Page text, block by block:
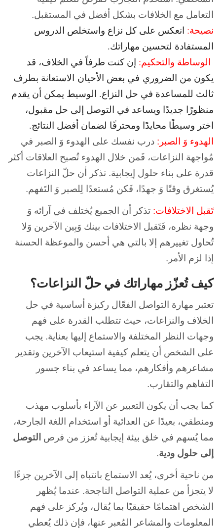
التعامل مع الخلافات بشكل أفضل في المستقبل.
نصيحة: انعكس على كل نزاع واستخلص الدروس
المستفادة لتحسين مهاراتك.
الوساطة والتحكيم: إن كنت طرفاً في الخلاف، قد
يكون من الضروري في بعض الأحيان الاستعانة بطرف
ثالث للمساعدة في حل النزاع. الوسيط يمكن أن يقدم
منظورًا جديدًا ويساعد في التوصل إلى حل مقبول،
اختر وسيطًا محايدًا ومحترفًا لضمان أفضل النتائج.
الهدوء وَ الصبر: درب نفسك على الهدوء وَ الصبر في
مُواجهة النزاعات، فَمن خلال الهدوء تُصبح العلاقات أكثر
قدرة على بناء حلول إيجابية. تذكر أن حلّ النزاعات
يُستغرق وقتًا وَ جهدًا، فَكن مُستعدًا لِلصبر وَ التَفهم.
تَقبل الاختلافات: تذكر أن الجميع يُختلف في آرائه وَ
وجهة نظره، فَتَقبل الاختلافات بينك وَبِين الآخرين وَلا
تُحاول تغييرهم إلا بالتي هي أحسن والموعظة الحسنة
إذا لزم الأمر.
كيف تُعزّز مهاراتك في حلّ النزاعات؟
تعتبر مهارة التواصل الفعّال ركيزة أساسية في حل
الخلاف والنزاعات، حيث تتطلب القدرة على فهم
وجهات النظر المختلفة والاستماع إليها بعناية. يجب
على الشخص أن يتعلم كيفية استيعاب الآخرين وتقدير
مشاعرهم وأفكارهم، مما يساعد في بناء جسور
التفاهم والتقارب.
كما يجب أن يكون التعبير عن الآراء بأسلوب مهذب
ومنطقي، بعيدًا عن العدائية أو استخدام اللغة الجارحة،
مما يُسهم في خلق بيئة إيجابية تُعزز من فرص التوصل
إلى حلول ودية.
من ناحية أخرى، يُعد الاستماع بانتباه إلى الآخرين جزءًا
لا يتجزأ من عملية التواصل الناجحة. عندما يُظهر
الشخص اهتمامًا حقيقيًا بما يُقال، ويُركز على فهم
المعلومات والمشاعر المُعبر عنها، فإن ذلك يُعطي